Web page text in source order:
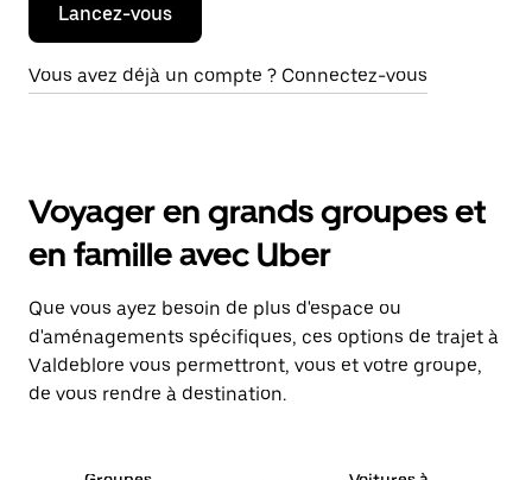
Lancez-vous
Vous avez déjà un compte ? Connectez-vous
Voyager en grands groupes et
en famille avec Uber
Que vous ayez besoin de plus d'espace ou
d'aménagements spécifiques, ces options de trajet à
Valdeblore vous permettront, vous et votre groupe,
de vous rendre à destination.